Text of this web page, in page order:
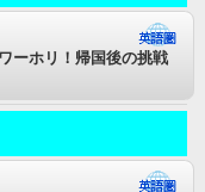
ーホリ！帰国後の挑戦